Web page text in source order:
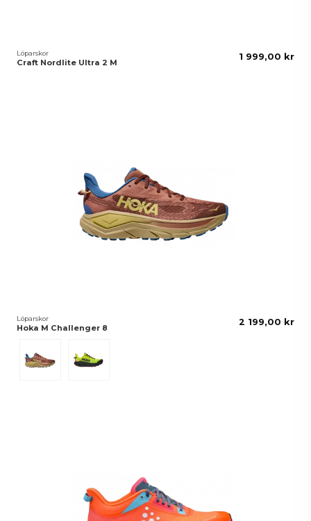
Löparskor
Craft Nordlite Ultra 2 M
1 999,00 kr
Löparskor
Hoka M Challenger 8
2 199,00 kr